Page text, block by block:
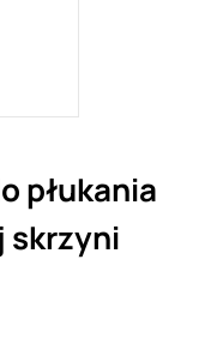
płukania
skrzyni